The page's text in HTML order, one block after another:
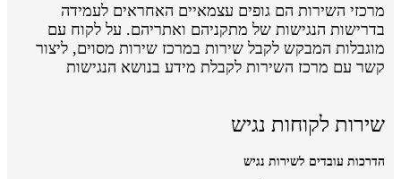
מרכזי השירות הם גופים עצמאיים האחראים לעמידה
בדרישות הנגישות של מתקניהם ואתריהם. על לקוח עם
מוגבלות המבקש לקבל שירות במרכז שירות מסוים, ליצור
קשר עם מרכז השירות לקבלת מידע בנושא הנגישות
שירות לקוחות נגיש
הדרכות עובדים לשירות נגיש